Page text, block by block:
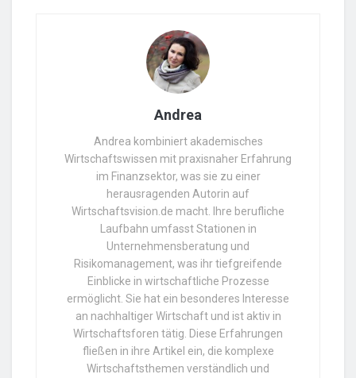
Andrea
Andrea kombiniert akademisches
Wirtschaftswissen mit praxisnaher Erfahrung
im Finanzsektor, was sie zu einer
herausragenden Autorin auf
Wirtschaftsvision.de macht. Ihre berufliche
Laufbahn umfasst Stationen in
Unternehmensberatung und
Risikomanagement, was ihr tiefgreifende
Einblicke in wirtschaftliche Prozesse
ermöglicht. Sie hat ein besonderes Interesse
an nachhaltiger Wirtschaft und ist aktiv in
Wirtschaftsforen tätig. Diese Erfahrungen
fließen in ihre Artikel ein, die komplexe
Wirtschaftsthemen verständlich und